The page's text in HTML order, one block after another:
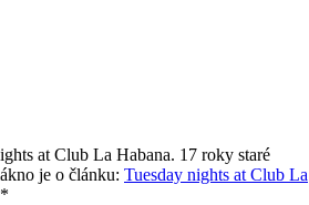
at Club La Habana. 17 roky staré
je o článku: Tuesday nights at Club La